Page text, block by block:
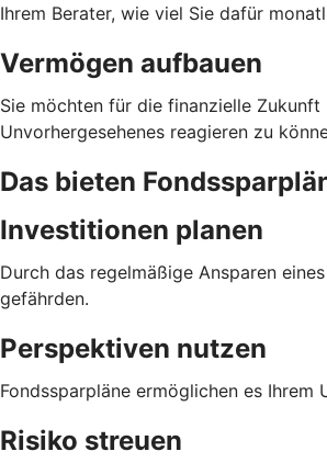
Ihrem Berater, wie viel Sie dafür
Vermögen aufbauen
Sie möchten für die finanzielle
Unvorhergesehenes reagieren zu
Das bieten
Investitionen planen
Durch das regelmäßige Ansparen
gefährden.
Perspektiven nutzen
Fondssparpläne ermöglichen es
Risiko streuen